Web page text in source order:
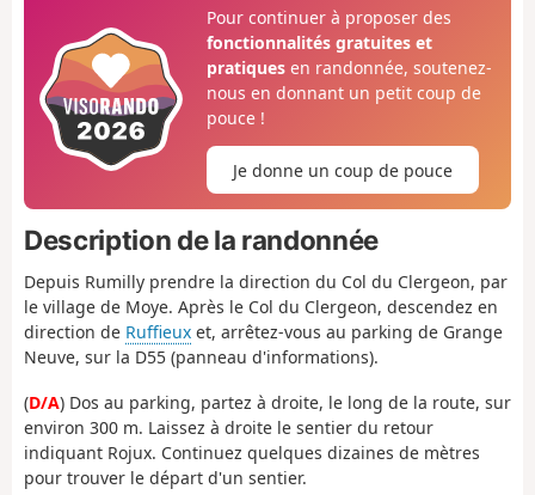
Pour continuer à proposer des
fonctionnalités gratuites et
pratiquesen randonnée, soutenez-
nous en donnant un petit coup de
pouce !
Je donne un coup de pouce
Description de la randonnée
Depuis Rumilly prendre la direction du Col du Clergeon, par
le village de Moye. Après le Col du Clergeon, descendez en
direction de Ruffieux et, arrêtez-vous au parking de Grange
Neuve, sur la D55 (panneau d'informations).
(D/A) Dos au parking, partez à droite, le long de la route, sur
environ 300 m. Laissez à droite le sentier du retour
indiquant Rojux. Continuez quelques dizaines de mètres
pour trouver le départ d'un sentier.